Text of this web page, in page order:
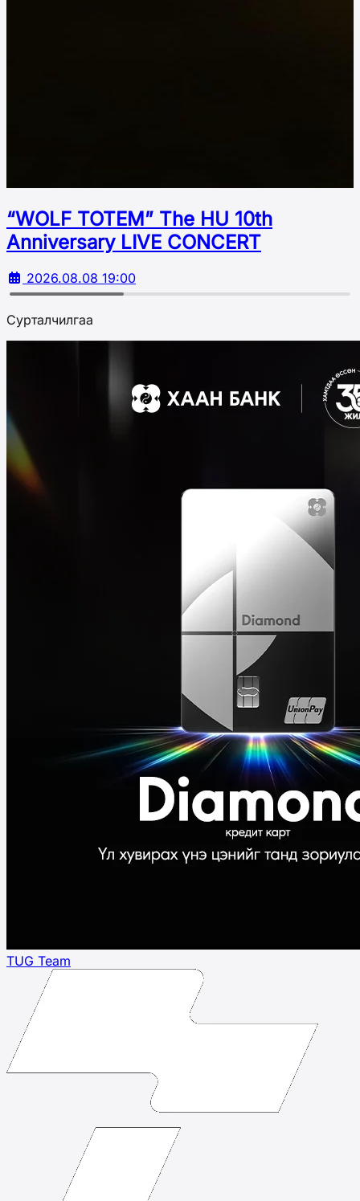
“WOLF TOTEM” The HU 10th
Аnniversary LIVE CONCERT
2026.08.08 19:00
Сурталчилгаа
TUG Team